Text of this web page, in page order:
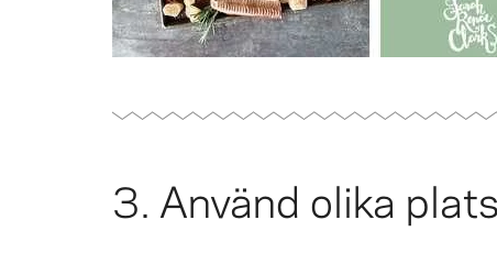
3. Använd olika